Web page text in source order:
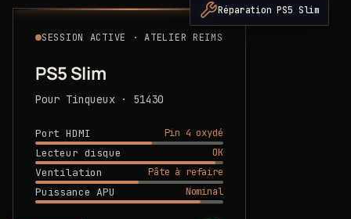
SESSION ACTIVE · ATELIER REIMS
PS5 Slim
Pour Tinqueux · 51430
Port HDMI
Pin 4 oxydé
Lecteur disque
OK
Ventilation
Pâte à refaire
Puissance APU
Nominal
Réparation PS5 Slim